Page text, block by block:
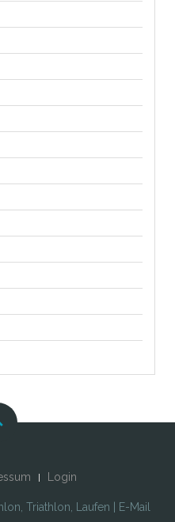
Login
Triathlon, Laufen | E-Mail